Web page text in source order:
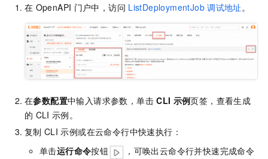
在 OpenAPI 门户中，访问 ListDeploymentJob 调试地址 。
在参数配置中输入请求参数，单击 CLI 示例页签，查看生成
的 CLI 示例。
复制 CLI 示例或在云命令行中快速执行：
单击运行命令按钮 ，可唤出云命令行并快速完成命令